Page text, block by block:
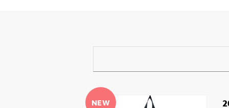
NEW